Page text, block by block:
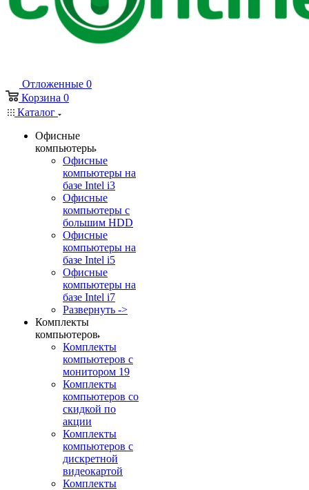
Отложенные 0
Корзина 0
Каталог
Офисные
компьютеры
Офисные
компьютеры на
базе Intel i3
Офисные
компьютеры с
большим HDD
Офисные
компьютеры на
базе Intel i5
Офисные
компьютеры на
базе Intel i7
Развернуть ->
Комплекты
компьютеров
Комплекты
компьютеров с
монитором 19
Комплекты
компьютеров со
скидкой по
акции
Комплекты
компьютеров с
дискретной
видеокартой
Комплекты